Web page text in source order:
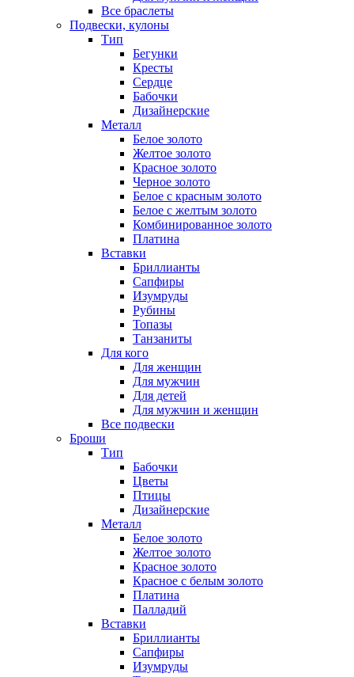
Все браслеты
Подвески, кулоны
Тип
Бегунки
Кресты
Сердце
Бабочки
Дизайнерские
Металл
Белое золото
Желтое золото
Красное золото
Черное золото
Белое с красным золото
Белое с желтым золото
Комбинированное золото
Платина
Вставки
Бриллианты
Сапфиры
Изумруды
Рубины
Топазы
Танзаниты
Для кого
Для женщин
Для мужчин
Для детей
Для мужчин и женщин
Все подвески
Броши
Тип
Бабочки
Цветы
Птицы
Дизайнерские
Металл
Белое золото
Желтое золото
Красное золото
Красное с белым золото
Платина
Палладий
Вставки
Бриллианты
Сапфиры
Изумруды